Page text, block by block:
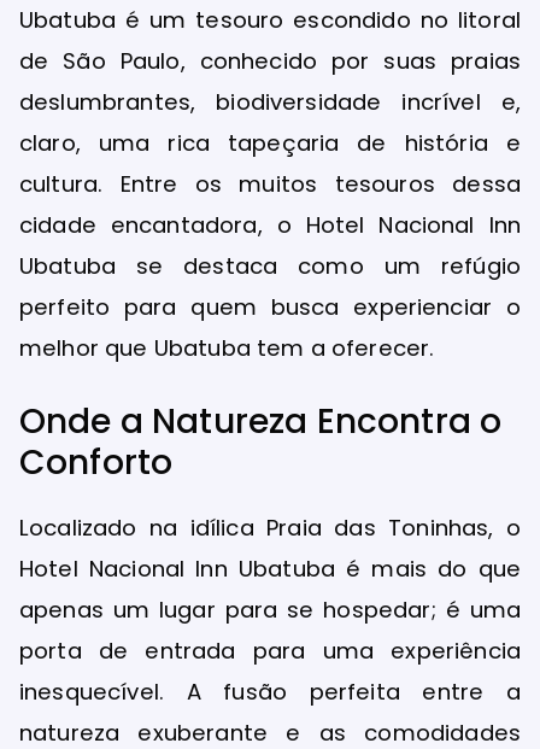
Ubatuba é um tesouro escondido no litoral
de São Paulo, conhecido por suas praias
deslumbrantes, biodiversidade incrível e,
claro, uma rica tapeçaria de história e
cultura. Entre os muitos tesouros dessa
cidade encantadora, o Hotel Nacional Inn
Ubatuba se destaca como um refúgio
perfeito para quem busca experienciar o
melhor que Ubatuba tem a oferecer.
Onde a Natureza Encontra o
Conforto
Localizado na idílica Praia das Toninhas, o
Hotel Nacional Inn Ubatuba é mais do que
apenas um lugar para se hospedar; é uma
porta de entrada para uma experiência
inesquecível. A fusão perfeita entre a
natureza exuberante e as comodidades